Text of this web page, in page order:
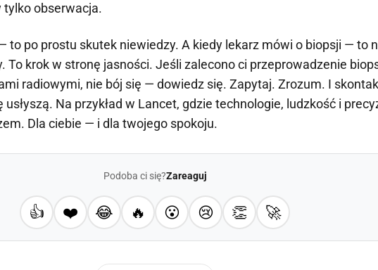
tylko obserwacja.
to po prostu skutek niewiedzy. A kiedy lekarz mówi o biopsji — to
To krok w stronę jasności. Jeśli zalecono ci przeprowadzenie
radiowymi, nie bój się — dowiedz się. Zapytaj. Zrozum. I
usłyszą. Na przykład w Lancet, gdzie technologie, ludzkość i
Dla ciebie — i dla twojego spokoju.
Podoba ci się?Zareaguj
👍 ❤️ 😂 🔥 😮 😢 👏 🚀